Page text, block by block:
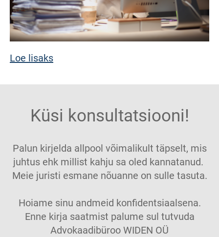
Loe lisaks
Küsi konsultatsiooni!
Palun kirjelda allpool võimalikult täpselt, mis
juhtus ehk millist kahju sa oled kannatanud.
Meie juristi esmane nõuanne on sulle tasuta.
Hoiame sinu andmeid konfidentsiaalsena.
Enne kirja saatmist palume sul tutvuda
Advokaadibüroo WIDEN OÜ